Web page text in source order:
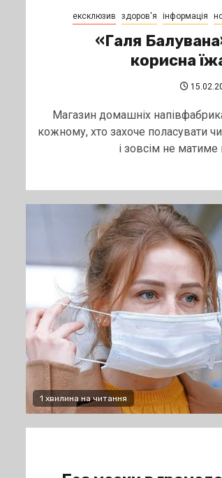
ексклюзив здоров'я інформація
«Галя
корисна
Магазин домашніх
кожному, хто захоче поласувати
і зовсім не матиме
1 хвилина на читання